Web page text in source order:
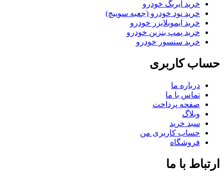
خرید ایربگ خودرو
خرید نود خودرو (جعبه سوییچ)
خرید ایموبلایزر خودرو
خرید پمپ بنزین خودرو
خرید سنسور خودرو
حساب کاربری
درباره ما
تماس با ما
صفحه پرداخت
وبلاگ
سبد خرید
حساب کاربری من
فروشگاه
ارتباط با ما